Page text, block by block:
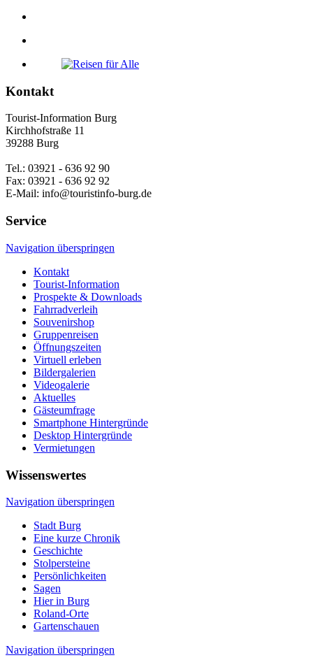
Kontakt
Tourist-Information Burg
Kirchhofstraße 11
39288 Burg
Tel.: 03921 - 636 92 90
Fax: 03921 - 636 92 92
E-Mail: info@touristinfo-burg.de
Service
Navigation überspringen
Kontakt
Tourist-Information
Prospekte & Downloads
Fahrradverleih
Souvenirshop
Gruppenreisen
Öffnungszeiten
Virtuell erleben
Bildergalerien
Videogalerie
Aktuelles
Gästeumfrage
Smartphone Hintergründe
Desktop Hintergründe
Vermietungen
Wissenswertes
Navigation überspringen
Stadt Burg
Eine kurze Chronik
Geschichte
Stolpersteine
Persönlichkeiten
Sagen
Hier in Burg
Roland-Orte
Gartenschauen
Navigation überspringen